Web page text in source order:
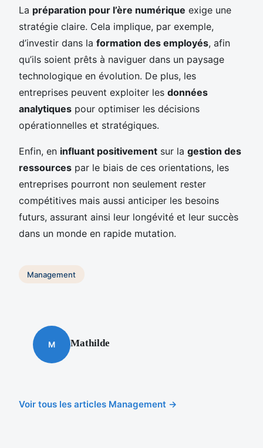
La préparation pour l’ère numérique exige une
stratégie claire. Cela implique, par exemple,
d’investir dans la formation des employés, afin
qu’ils soient prêts à naviguer dans un paysage
technologique en évolution. De plus, les
entreprises peuvent exploiter les données
analytiques pour optimiser les décisions
opérationnelles et stratégiques.
Enfin, en influant positivement sur la gestion des
ressources par le biais de ces orientations, les
entreprises pourront non seulement rester
compétitives mais aussi anticiper les besoins
futurs, assurant ainsi leur longévité et leur succès
dans un monde en rapide mutation.
Management
M Mathilde
Voir tous les articles Management →